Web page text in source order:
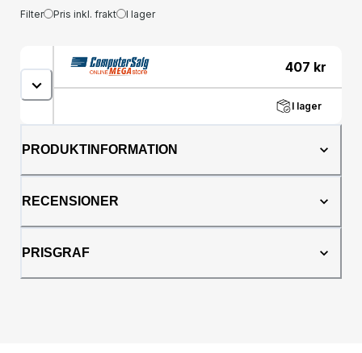
Filter Pris inkl. frakt I lager
407 kr
I lager
PRODUKTINFORMATION
RECENSIONER
PRISGRAF